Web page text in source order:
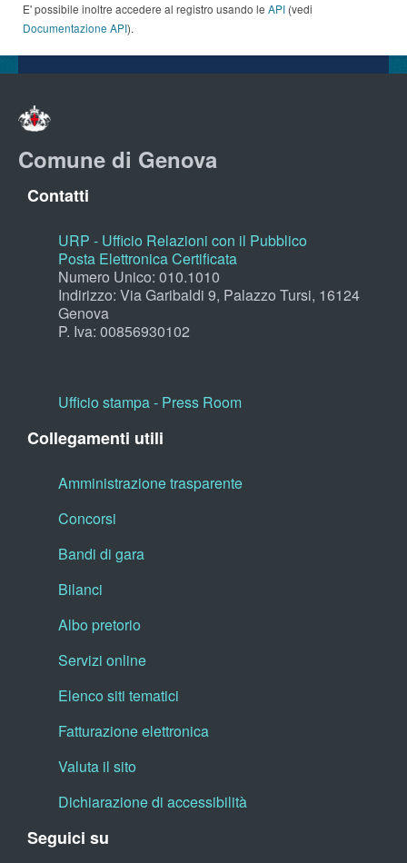
E' possibile inoltre accedere al registro usando le API (vedi
Documentazione API).
Comune di Genova
Contatti
URP - Ufficio Relazioni con il Pubblico
Posta Elettronica Certificata
Numero Unico: 010.1010
Indirizzo: Via Garibaldi 9, Palazzo Tursi, 16124
Genova
P. Iva: 00856930102
Ufficio stampa - Press Room
Collegamenti utili
Amministrazione trasparente
Concorsi
Bandi di gara
Bilanci
Albo pretorio
Servizi online
Elenco siti tematici
Fatturazione elettronica
Valuta il sito
Dichiarazione di accessibilità
Seguici su